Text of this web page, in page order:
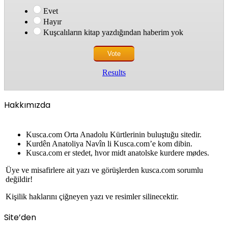
Evet
Hayır
Kuşcalıların kitap yazdığından haberim yok
Results
Hakkımızda
Kusca.com Orta Anadolu Kürtlerinin buluştuğu sitedir.
Kurdên Anatoliya Navîn li Kusca.com’e kom dibin.
Kusca.com er stedet, hvor midt anatolske kurdere mødes.
Üye ve misafirlere ait yazı ve görüşlerden kusca.com sorumlu
değildir!
Kişilik haklarını çiğneyen yazı ve resimler silinecektir.
Site’den